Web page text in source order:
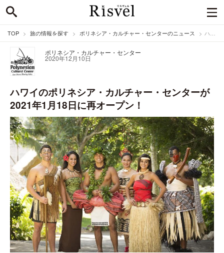
TOP 旅の情報を探す ポリネシア・カルチャー・センターのニュース ハワイのポリネシア・カルチャー・センターが2021年1月18日に再オープン！
ポリネシア・カルチャー・センター
2020年12月10日
ハワイのポリネシア・カルチャー・センターが
2021年1月18日に再オープン！